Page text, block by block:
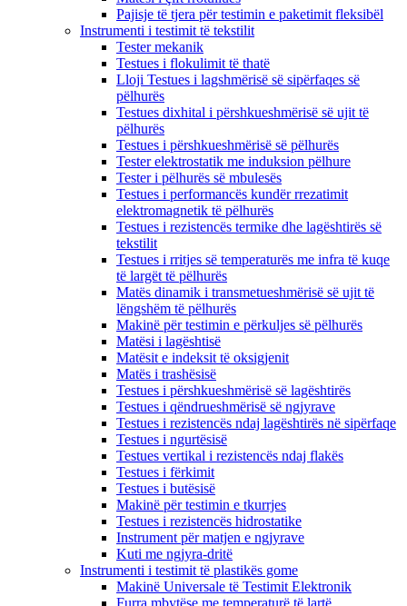
Pajisje të tjera për testimin e paketimit fleksibël
Instrumenti i testimit të tekstilit
Tester mekanik
Testues i flokulimit të thatë
Lloji Testues i lagshmërisë së sipërfaqes së
pëlhurës
Testues dixhital i përshkueshmërisë së ujit të
pëlhurës
Testues i përshkueshmërisë së pëlhurës
Tester elektrostatik me induksion pëlhure
Tester i pëlhurës së mbulesës
Testues i performancës kundër rrezatimit
elektromagnetik të pëlhurës
Testues i rezistencës termike dhe lagështirës së
tekstilit
Testues i rritjes së temperaturës me infra të kuqe
të largët të pëlhurës
Matës dinamik i transmetueshmërisë së ujit të
lëngshëm të pëlhurës
Makinë për testimin e përkuljes së pëlhurës
Matësi i lagështisë
Matësit e indeksit të oksigjenit
Matës i trashësisë
Testues i përshkueshmërisë së lagështirës
Testues i qëndrueshmërisë së ngjyrave
Testues i rezistencës ndaj lagështirës në sipërfaqe
Testues i ngurtësisë
Testues vertikal i rezistencës ndaj flakës
Testues i fërkimit
Testues i butësisë
Makinë për testimin e tkurrjes
Testues i rezistencës hidrostatike
Instrument për matjen e ngjyrave
Kuti me ngjyra-dritë
Instrumenti i testimit të plastikës gome
Makinë Universale të Testimit Elektronik
Furra mbytëse me temperaturë të lartë